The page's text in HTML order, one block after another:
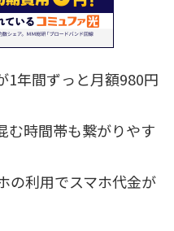
1年間ずっと月額980円
む時間帯も繋がりやす
の利用でスマホ代金が